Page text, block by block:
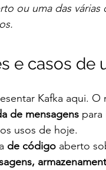
ou uma das
e casos de
Kafka aqui.
de mensagens
usos de hoje.
de código aberto